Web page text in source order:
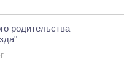
родительства